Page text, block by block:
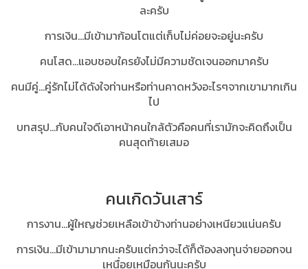
ละครับ
การเงิน...มีเข้ามาก้อนโตแต่เก็บไม่ค่อยจะอยู่นะครับ
คนโสด...แอบชอบใครยังไม่มีความชัดเจนออกมาครับ
คนมีคู่...คู่รักไม่ได้ดังใจท่านหรือท่านคาดหวังอะไรๆจากเขามากเกิน
ไป
บทสรุป...กับคนใจดีเอาหน้าคนใกล้ตัวคือคนที่เรามักจะคิดถึงเป็น
คนสุดท้ายเสมอ
คนเกิดวันเสาร์
การงาน...ผู้ใหญช่วยเหลือเข้าข้างท่านอย่างเหนียวแน่นครับ
การเงิน...มีเข้ามามากนะครับแต่กว่าจะได้ก็ต้องลงทุนจ่ายออกจน
เหนื่อยเหมือนกันนะครับ